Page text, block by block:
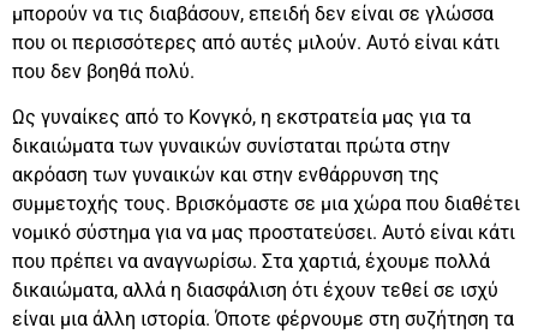
μπορούν να τις διαβάσουν, επειδή δεν είναι σε γλώσσα
που οι περισσότερες από αυτές μιλούν. Αυτό είναι κάτι
που δεν βοηθά πολύ.
Ως γυναίκες από το Κονγκό, η εκστρατεία μας για τα
δικαιώματα των γυναικών συνίσταται πρώτα στην
ακρόαση των γυναικών και στην ενθάρρυνση της
συμμετοχής τους. Βρισκόμαστε σε μια χώρα που διαθέτει
νομικό σύστημα για να μας προστατεύσει. Αυτό είναι κάτι
που πρέπει να αναγνωρίσω. Στα χαρτιά, έχουμε πολλά
δικαιώματα, αλλά η διασφάλιση ότι έχουν τεθεί σε ισχύ
είναι μια άλλη ιστορία. Όποτε φέρνουμε στη συζήτηση τα